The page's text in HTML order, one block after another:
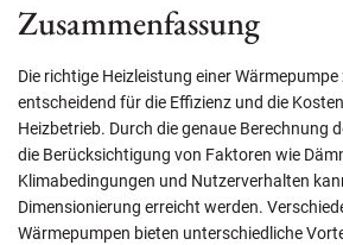
Zusammenfassung
Die richtige Heizleistung einer
entscheidend für die Effizienz und die
Heizbetrieb. Durch die genaue Berechnung
die Berücksichtigung von Faktoren wie
Klimabedingungen und Nutzerverhalten
Dimensionierung erreicht werden.
Wärmepumpen bieten unterschiedliche